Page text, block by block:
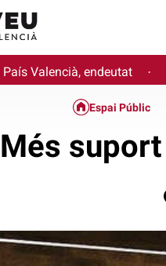
País Valencià, endeutat ·
Espai Públic
Més